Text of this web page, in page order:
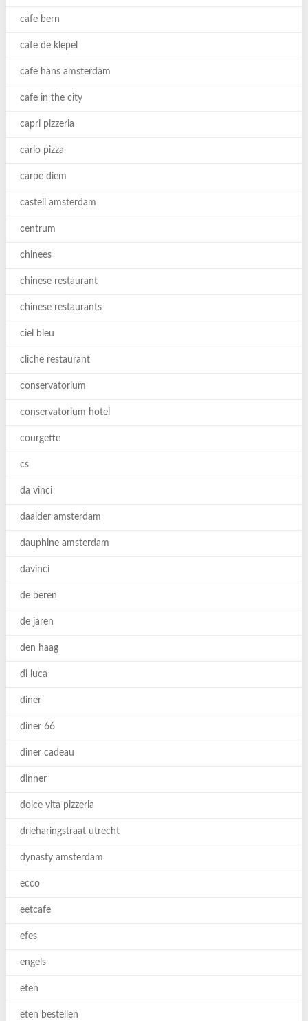
cafe bern
cafe de klepel
cafe hans amsterdam
cafe in the city
capri pizzeria
carlo pizza
carpe diem
castell amsterdam
centrum
chinees
chinese restaurant
chinese restaurants
ciel bleu
cliche restaurant
conservatorium
conservatorium hotel
courgette
cs
da vinci
daalder amsterdam
dauphine amsterdam
davinci
de beren
de jaren
den haag
di luca
diner
diner 66
diner cadeau
dinner
dolce vita pizzeria
drieharingstraat utrecht
dynasty amsterdam
ecco
eetcafe
efes
engels
eten
eten bestellen